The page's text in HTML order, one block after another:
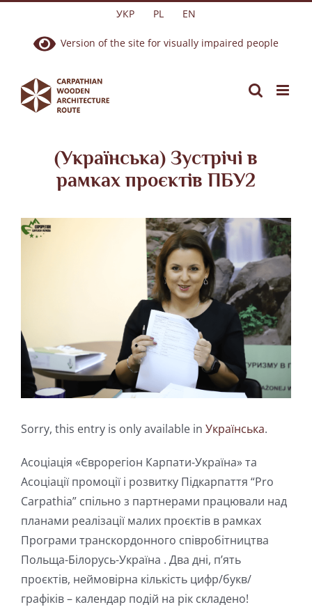
content
УКР PL EN
Version of the site for visually impaired people
(Українська) Зустрічі в
рамках проєктів ПБУ2
Sorry, this entry is only available in Українська.
Асоціація «Єврорегіон Карпати-Україна» та
Асоціації промоції і розвитку Підкарпаття “Pro
Carpathia” спільно з партнерами працювали над
планами реалізації малих проєктів в рамках
Програми транскордонного співробітництва
Польща-Білорусь-Україна . Два дні, п’ять
проєктів, неймовірна кількість цифр/букв/
графіків – календар подій на рік складено!